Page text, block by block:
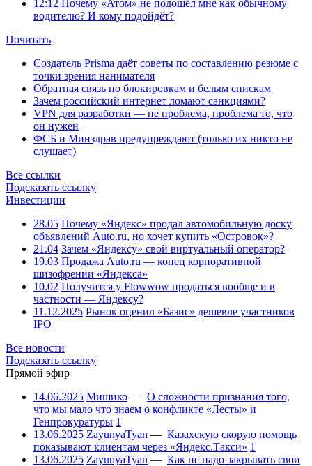
12:12 Почему «Атом» не подошёл мне как обычному
водителю? И кому подойдёт?
Почитать
Создатель Prisma даёт советы по составлению резюме с
точки зрения нанимателя
Обратная связь по блокировкам и белым спискам
Зачем российский интернет ломают санкциями?
VPN для разработки — не проблема, проблема то, что
он нужен
ФСБ и Минздрав предупреждают (только их никто не
слушает)
Все ссылки
Подсказать ссылку
Инвестиции
28.05 Почему «Яндекс» продал автомобильную доску
объявлений Auto.ru, но хочет купить «Островок»?
21.04 Зачем «Яндексу» свой виртуальный оператор?
19.03 Продажа Auto.ru — конец корпоративной
шизофрении «Яндекса»
10.02 Получится у Flowwow продаться вообще и в
частности — Яндексу?
11.12.2025 Рынок оценил «Базис» дешевле участников
IPO
Все новости
Подсказать ссылку
Прямой эфир
14.06.2025 Мишико — О сложности признания того,
что мы мало что знаем о конфликте «Лесты» и
Генпрокуратуры 1
13.06.2025 ZayunyaTyan — Казахскую скорую помощь
показывают клиентам через «Яндекс.Такси» 1
13.06.2025 ZayunyaTyan — Как не надо закрывать свои